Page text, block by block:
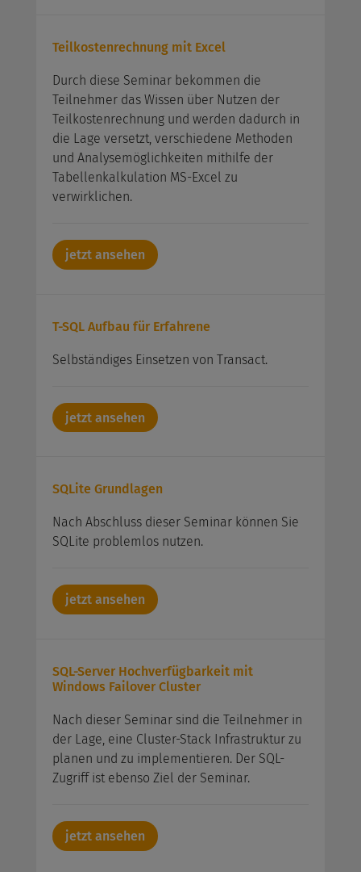
Teilkostenrechnung mit Excel
Durch diese Seminar bekommen die
Teilnehmer das Wissen über Nutzen der
Teilkostenrechnung und werden dadurch in
die Lage versetzt, verschiedene Methoden
und Analysemöglichkeiten mithilfe der
Tabellenkalkulation MS-Excel zu
verwirklichen.
jetzt ansehen
T-SQL Aufbau für Erfahrene
Selbständiges Einsetzen von Transact.
jetzt ansehen
SQLite Grundlagen
Nach Abschluss dieser Seminar können Sie
SQLite problemlos nutzen.
jetzt ansehen
SQL-Server Hochverfügbarkeit mit
Windows Failover Cluster
Nach dieser Seminar sind die Teilnehmer in
der Lage, eine Cluster-Stack Infrastruktur zu
planen und zu implementieren. Der SQL-
Zugriff ist ebenso Ziel der Seminar.
jetzt ansehen